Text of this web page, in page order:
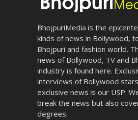
BhojpuriMedia is the
kinds of news in Bollywood,
Bhojpuri and fashion world.
news of Bollywood, TV and
industry is found here.
interviews of Bollywood
exclusive news is our USP.
break the news but also
degrees.